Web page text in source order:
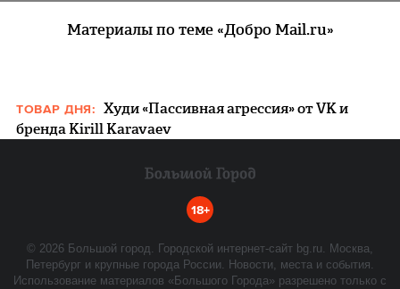
Материалы по теме «Добро Mail.ru»
ТОВАР ДНЯ: Худи «Пассивная агрессия» от VK и
бренда Kirill Karavaev
18+
© 2026 Большой город. Городской интернет-сайт bg.ru. Москва,
Петербург и крупные города России. Новости, места и события.
Использование материалов «Большого Города» разрешено только с